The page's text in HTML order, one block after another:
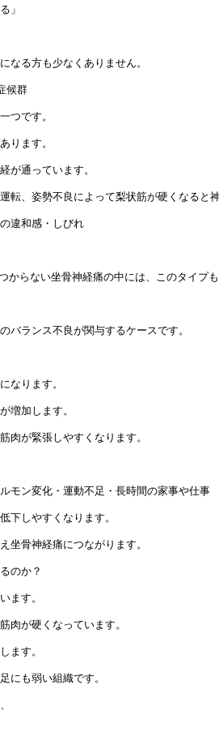
」
なる方も少なくありません。
候群
つです。
ります。
が通っています。
転、姿勢不良によって梨状筋が硬くなると
違和感・しびれ
からない坐骨神経痛の中には、このタイプ
バランス不良が関与するケースです。
なります。
増加します。
肉が緊張しやすくなります。
モン変化・運動不足・長時間の家事や仕事
下しやすくなります。
坐骨神経痛につながります。
のか？
ます。
肉が硬くなっています。
ます。
にも弱い組織です。